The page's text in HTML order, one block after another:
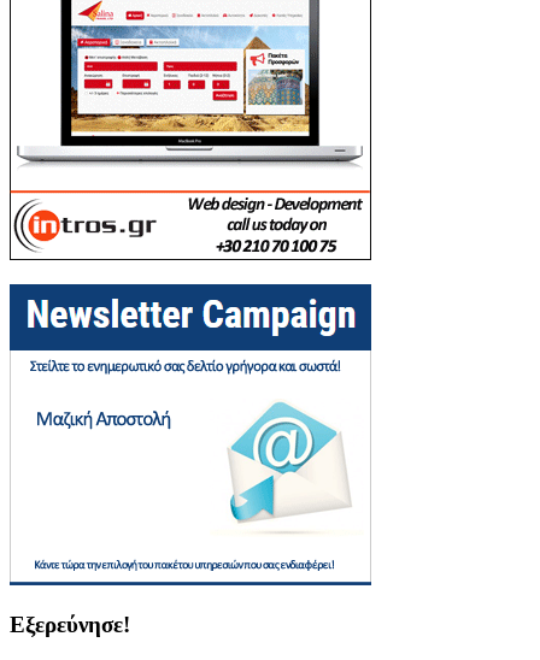
Εξερεύνησε!